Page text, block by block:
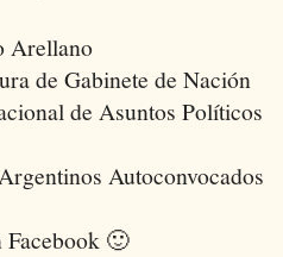
Arellano
de Gabinete de Nación
de Asuntos Políticos
Autoconvocados
Facebook 🙂